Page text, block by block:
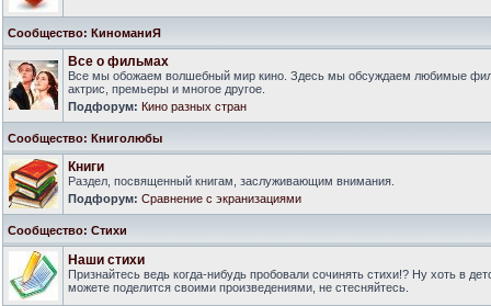
Сообщество: КиноманиЯ
Все о фильмах
Все мы обожаем волшебный мир кино. Здесь мы обсуждаем любимые
актрис, премьеры и многое другое.
Подфорум: Кино разных стран
Сообщество: Книголюбы
Книги
Раздел, посвященный книгам, заслуживающим внимания.
Подфорум: Сравнение с экранизациями
Сообщество: Стихи
Наши стихи
Признайтесь ведь когда-нибудь пробовали сочинять стихи!? Ну хоть в
можете поделится своими произведениями, не стесняйтесь.